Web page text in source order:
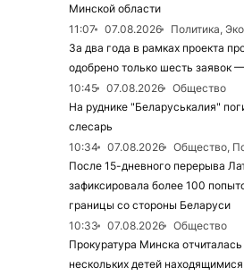
Минской области
11:07
07.08.2026
Политика,
За два года в рамках проекта
одобрено только шесть заявок
10:45
07.08.2026
Общество
На руднике "Беларуськалия"
слесарь
10:34
07.08.2026
Общество,
После 15-дневного перерыва
зафиксировала более 100
границы со стороны Беларуси
10:33
07.08.2026
Общество
Прокуратура Минска
нескольких детей